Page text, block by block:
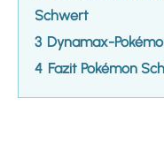
Schwert
3 Dynamax-
4 Fazit Pokémon